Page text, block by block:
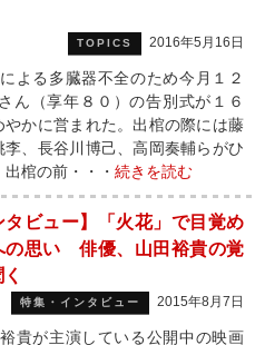
TOPICS 2016年5月16日
よる多臓器不全のため今月１２
ん（享年８０）の告別式が１６
かに営まれた。出棺の際には藤
、長谷川博己、高岡奏輔らがひ
棺の前・・・ 続きを読む
タビュー】「火花」で目覚め
の思い 俳優、山田裕貴の覚
特集・インタビュー 2015年8月7日
貴が主演している公開中の映画